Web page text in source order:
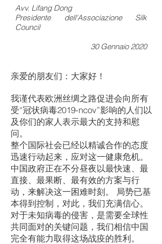
Avv. Lifang Dong
Presidente dell'Associazione Silk
Council
30 Gennaio 2020
亲爱的朋友们：大家好！
我谨代表欧洲丝绸之路促进会向所有
受“冠状病毒2019-ncov”影响的人们以
及你们的家人表示最大的支持和慰
问。
整个国际社会已经以精诚合作的态度
迅速行动起来，应对这一健康危机。
中国政府正在不分昼夜以最快速、最
直接、最果断、最有效的方案与行
动，来解决这一困难时刻。 局势已基
本得到控制，对此，我们充满信心。
对于未知病毒的侵害，是需要全球性
共同面对的关键问题，我们相信中国
完全有能力取得这场战疫的胜利。